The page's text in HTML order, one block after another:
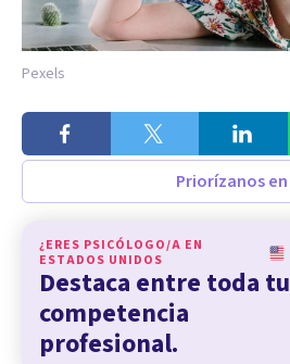
Pexels
Priorízanos en
¿ERES PSICÓLOGO/A EN
ESTADOS UNIDOS
Destaca entre toda tu
competencia
profesional.